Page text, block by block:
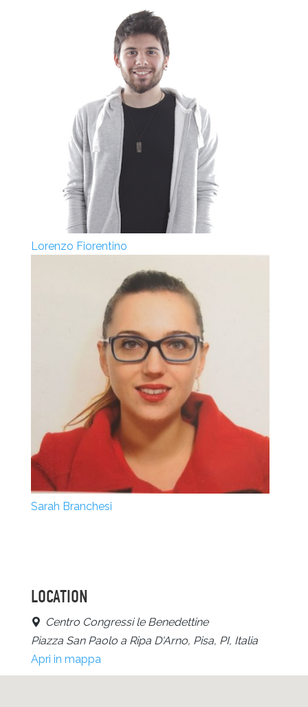
Lorenzo Fiorentino
Sarah Branchesi
LOCATION
Centro Congressi le Benedettine
Piazza San Paolo a Ripa D'Arno, Pisa, PI, Italia
Apri in mappa